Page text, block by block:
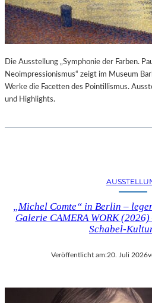
Die Ausstellung „Symphonie der Farben.
Neoimpressionismus“ zeigt im Museum
Werke die Facetten des Pointillismus.
und Highlights.
„Michel Comte“ in Berlin –
Galerie CAMERA WORK
Schabel-
Veröffentlicht am:20. Juli 2026